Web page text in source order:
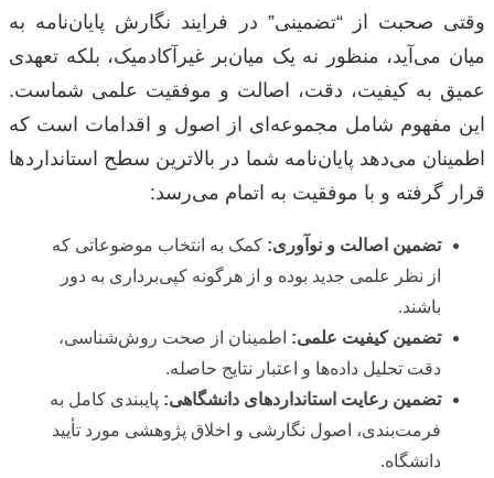
وقتی صحبت از “تضمینی” در فرایند نگارش پایان‌نامه به
میان می‌آید، منظور نه یک میان‌بر غیرآکادمیک، بلکه تعهدی
عمیق به کیفیت، دقت، اصالت و موفقیت علمی شماست.
این مفهوم شامل مجموعه‌ای از اصول و اقدامات است که
اطمینان می‌دهد پایان‌نامه شما در بالاترین سطح استانداردها
قرار گرفته و با موفقیت به اتمام می‌رسد:
تضمین اصالت و نوآوری: کمک به انتخاب موضوعاتی که
از نظر علمی جدید بوده و از هرگونه کپی‌برداری به دور
باشند.
تضمین کیفیت علمی: اطمینان از صحت روش‌شناسی،
دقت تحلیل داده‌ها و اعتبار نتایج حاصله.
تضمین رعایت استانداردهای دانشگاهی: پایبندی کامل به
فرمت‌بندی، اصول نگارشی و اخلاق پژوهشی مورد تأیید
دانشگاه.